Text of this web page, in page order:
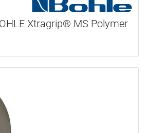
Xtragrip® MS Polymer